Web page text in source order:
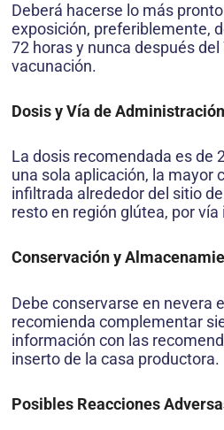
Deberá hacerse lo más
exposición, preferiblemente,
72 horas y nunca después
vacunación.
Dosis y Vía de Administración
La dosis recomendada es de
una sola aplicación, la mayor
infiltrada alrededor del sitio
resto en región glútea, por
Conservación y
Debe conservarse en nevera
recomienda complementar
información con las
inserto de la casa productora.
Posibles Reacciones